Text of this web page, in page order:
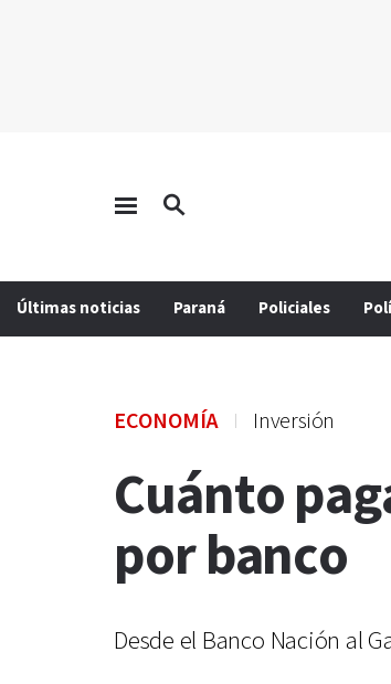
Últimas noticias Paraná Policiales
ECONOMÍA Inversión
Cuánto
por banco
Desde el Banco Nación al